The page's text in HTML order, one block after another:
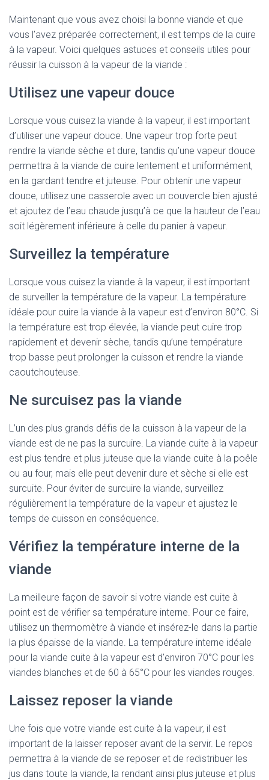
Maintenant que vous avez choisi la bonne viande et que
vous l’avez préparée correctement, il est temps de la cuire
à la vapeur. Voici quelques astuces et conseils utiles pour
réussir la cuisson à la vapeur de la viande :
Utilisez une vapeur douce
Lorsque vous cuisez la viande à la vapeur, il est important
d’utiliser une vapeur douce. Une vapeur trop forte peut
rendre la viande sèche et dure, tandis qu’une vapeur douce
permettra à la viande de cuire lentement et uniformément,
en la gardant tendre et juteuse. Pour obtenir une vapeur
douce, utilisez une casserole avec un couvercle bien ajusté
et ajoutez de l’eau chaude jusqu’à ce que la hauteur de l’eau
soit légèrement inférieure à celle du panier à vapeur.
Surveillez la température
Lorsque vous cuisez la viande à la vapeur, il est important
de surveiller la température de la vapeur. La température
idéale pour cuire la viande à la vapeur est d’environ 80°C. Si
la température est trop élevée, la viande peut cuire trop
rapidement et devenir sèche, tandis qu’une température
trop basse peut prolonger la cuisson et rendre la viande
caoutchouteuse.
Ne surcuisez pas la viande
L’un des plus grands défis de la cuisson à la vapeur de la
viande est de ne pas la surcuire. La viande cuite à la vapeur
est plus tendre et plus juteuse que la viande cuite à la poêle
ou au four, mais elle peut devenir dure et sèche si elle est
surcuite. Pour éviter de surcuire la viande, surveillez
régulièrement la température de la vapeur et ajustez le
temps de cuisson en conséquence.
Vérifiez la température interne de la
viande
La meilleure façon de savoir si votre viande est cuite à
point est de vérifier sa température interne. Pour ce faire,
utilisez un thermomètre à viande et insérez-le dans la partie
la plus épaisse de la viande. La température interne idéale
pour la viande cuite à la vapeur est d’environ 70°C pour les
viandes blanches et de 60 à 65°C pour les viandes rouges.
Laissez reposer la viande
Une fois que votre viande est cuite à la vapeur, il est
important de la laisser reposer avant de la servir. Le repos
permettra à la viande de se reposer et de redistribuer les
jus dans toute la viande, la rendant ainsi plus juteuse et plus